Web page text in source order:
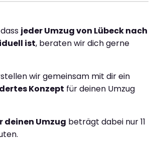
jeder Umzug von Lübeck nach
ist, beraten wir dich gerne
wir gemeinsam mit dir ein
Konzept für deinen Umzug
deinen Umzug beträgt dabei nur 11